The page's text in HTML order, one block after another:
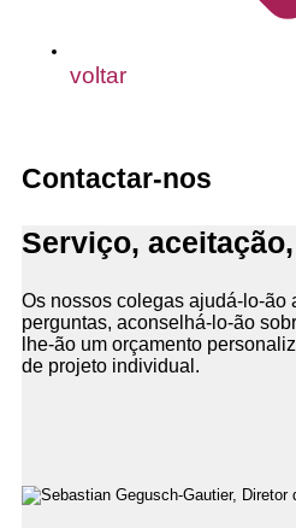
voltar
Contactar-nos
Serviço,
Os nossos colegas ajudá-lo-ão
perguntas, aconselhá-lo-ão
lhe-ão um orçamento
de projeto individual.